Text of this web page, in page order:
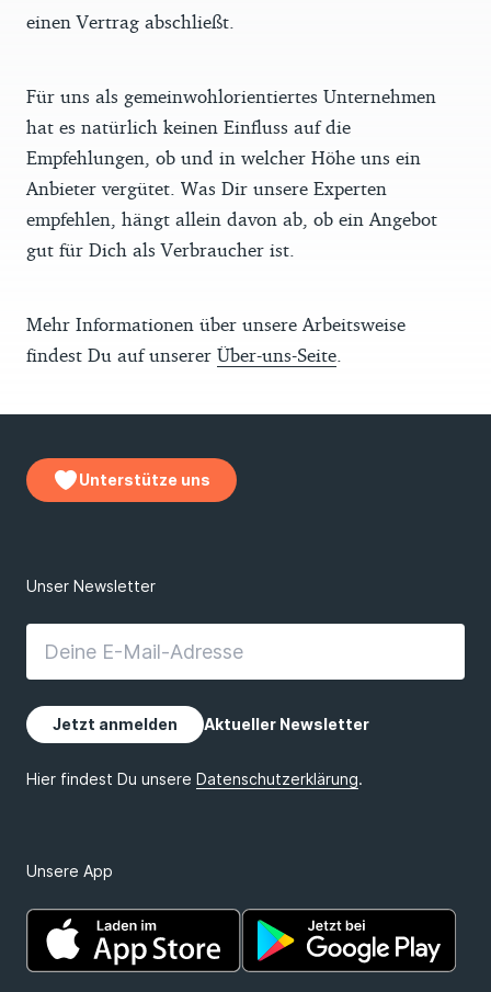
einen Vertrag abschließt.
Für uns als gemeinwohlorientiertes Unternehmen
hat es natürlich keinen Einfluss auf die
Empfehlungen, ob und in welcher Höhe uns ein
Anbieter vergütet. Was Dir unsere Experten
empfehlen, hängt allein davon ab, ob ein Angebot
gut für Dich als Verbraucher ist.
Mehr Informationen über unsere Arbeitsweise
findest Du auf unserer Über-uns-Seite
Unterstütze uns
Unsere App